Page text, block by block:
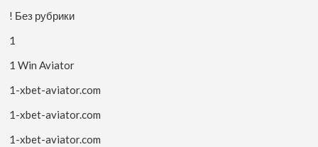
! Без рубрики
1
1 Win Aviator
1-xbet-aviator.com
1-xbet-aviator.com
1-xbet-aviator.com